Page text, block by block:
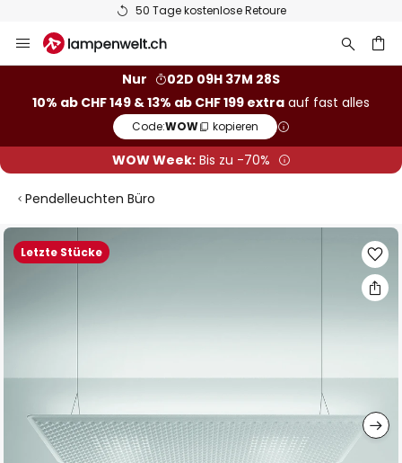
50 Tage kostenlose Retoure
Inhalt
Nur
02D 09H 37M 27S
10% ab CHF 149 & 13% ab CHF 199 extra auf fast alles
Code:WOW kopieren
WOW Week:Bis zu -70%
Pendelleuchten Büro
Letzte Stücke
Zum
Ende